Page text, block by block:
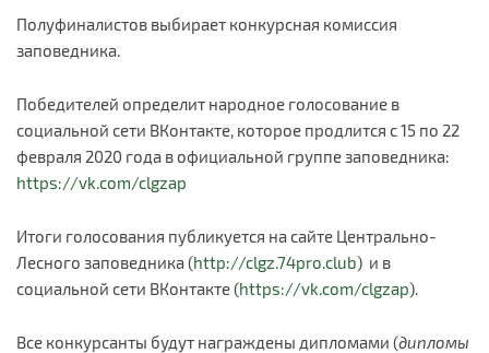
Полуфиналистов выбирает конкурсная комиссия
заповедника.
Победителей определит народное голосование в
социальной сети ВКонтакте, которое продлится с 15 по 22
февраля 2020 года в официальной группе заповедника:
https://vk.com/clgzap
Итоги голосования публикуется на сайте Центрально-
Лесного заповедника (http://clgz.74pro.club) и в
социальной сети ВКонтакте (https://vk.com/clgzap).
Все конкурсанты будут награждены дипломами (дипломы